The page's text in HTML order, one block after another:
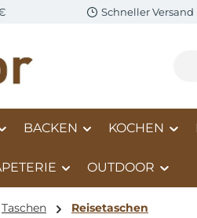
Schneller Versand
BACKEN KOCHEN
OUTDOOR
Taschen Reisetaschen